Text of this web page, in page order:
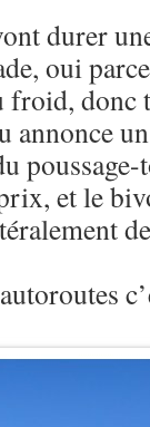
durer
oui
froid, donc
annonce
et le